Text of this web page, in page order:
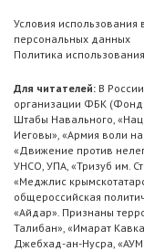
Условия использования
персональных данных
Политика
Для читателей: В
организации ФБК (Фонд
Штабы Навального,
Иеговы», «Армия воли
«Движение против
УНСО, УПА, «Тризуб им.
«Меджлис
общероссийская
«Айдар». Признаны
Талибан», «Имарат
Джебхад-ан-Нусра, «АУМ